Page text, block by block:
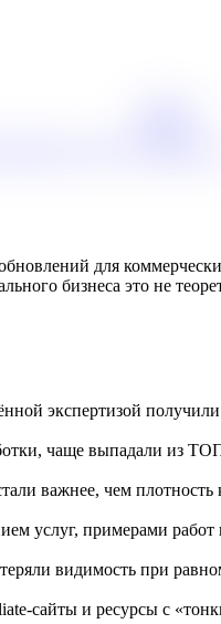
сайта в
для
бизнеса это не
экспертизой
чаще выпадали из
важнее, чем
услуг, примерами работ
видимость при
сайты и ресурсы с